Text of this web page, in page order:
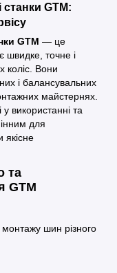
GTM:
GTM — це
швидке, точне і
коліс. Вони
і балансувальних
майстернях.
використанні та
для
якісне
та
GTM
шин різного